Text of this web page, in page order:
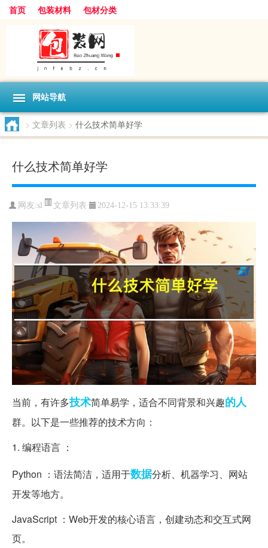
首页 包装材料 包材分类
网站导航
> 文章列表 > 什么技术简单好学
什么技术简单好学
网友:sl 文章列表 2024-12-15 13:33:39
当前，有许多技术简单易学，适合不同背景和兴趣的人
群。以下是一些推荐的技术方向：
1. 编程语言 ：
Python ：语法简洁，适用于数据分析、机器学习、网站
开发等地方。
JavaScript ：Web开发的核心语言，创建动态和交互式网
页。